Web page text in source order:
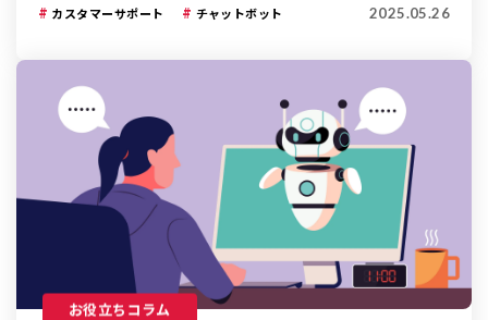
カスタマーサポート チャットボット 2025.05.26
お役立ちコラム